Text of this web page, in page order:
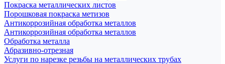
Покраска металлических листов
Порошковая покраска метизов
Антикоррозийная обработка металлов
Антикоррозийная обработка металлов
Обработка металла
Абразивно-отрезная
Услуги по нарезке резьбы на металлических трубах